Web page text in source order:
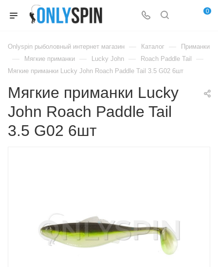
0
Onlyspin рыболовный интернет магазин — Каталог — Приманки
— Мягкие приманки — Lucky John — Roach Paddle Tail —
Мягкие приманки Lucky John Roach Paddle Tail 3.5 G02 6шт
Мягкие приманки Lucky
John Roach Paddle Tail
3.5 G02 6шт